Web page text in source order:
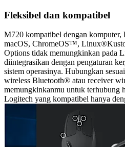
Fleksibel dan kompatibel
M720 kompatibel dengan
macOS, ChromeOS™,
Options tidak memungkinkan pada
diintegrasikan dengan pengaturan
sistem operasinya. Hubungkan
wireless Bluetooth® atau receiver
memungkinkanmu untuk terhubung
Logitech yang kompatibel hanya